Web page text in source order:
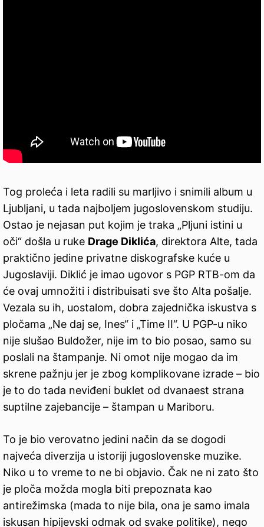
Tog proleća i leta radili su marljivo i snimili album u
Ljubljani, u tada najboljem jugoslovenskom studiju.
Ostao je nejasan put kojim je traka „Pljuni istini u
oči“ došla u ruke Drage Diklića, direktora Alte, tada
praktično jedine privatne diskografske kuće u
Jugoslaviji. Diklić je imao ugovor s PGP RTB-om da
će ovaj umnožiti i distribuisati sve što Alta pošalje.
Vezala su ih, uostalom, dobra zajednička iskustva s
pločama „Ne daj se, Ines“ i „Time II“. U PGP-u niko
nije slušao Buldožer, nije im to bio posao, samo su
poslali na štampanje. Ni omot nije mogao da im
skrene pažnju jer je zbog komplikovane izrade – bio
je to do tada neviđeni buklet od dvanaest strana
suptilne zajebancije – štampan u Mariboru.
To je bio verovatno jedini način da se dogodi
najveća diverzija u istoriji jugoslovenske muzike.
Niko u to vreme to ne bi objavio. Čak ne ni zato što
je ploča možda mogla biti prepoznata kao
antirežimska (mada to nije bila, ona je samo imala
iskusan hipijevski odmak od svake politike), nego